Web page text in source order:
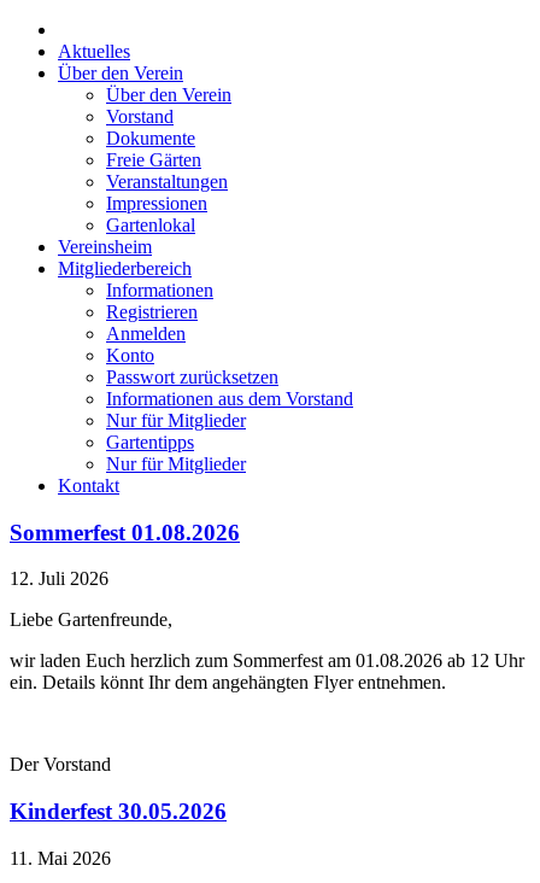
Aktuelles
Über den Verein
Über den Verein
Vorstand
Dokumente
Freie Gärten
Veranstaltungen
Impressionen
Gartenlokal
Vereinsheim
Mitgliederbereich
Informationen
Registrieren
Anmelden
Konto
Passwort zurücksetzen
Informationen aus dem Vorstand
Nur für Mitglieder
Gartentipps
Nur für Mitglieder
Kontakt
Sommerfest 01.08.2026
12. Juli 2026
Liebe Gartenfreunde,
wir laden Euch herzlich zum Sommerfest am 01.08.2026 ab 12 Uhr
ein. Details könnt Ihr dem angehängten Flyer entnehmen.
Der Vorstand
Kinderfest 30.05.2026
11. Mai 2026